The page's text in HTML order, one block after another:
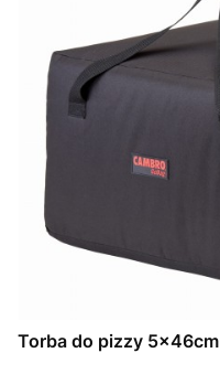
Torba do pizzy 5x46cm